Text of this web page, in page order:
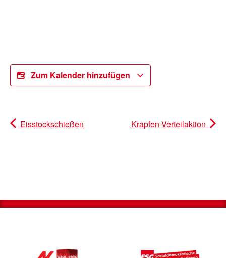
Zum Kalender hinzufügen
Eisstockschießen Krapfen-Verteilaktion